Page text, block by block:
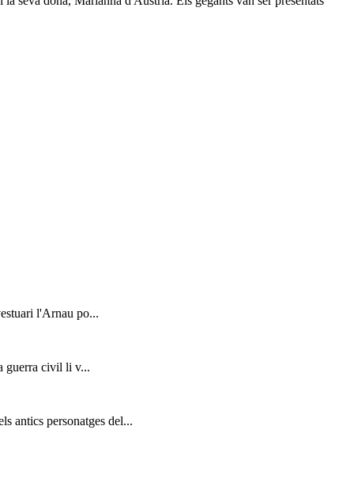
l'Arnau po...
guerra civil li v...
antics personatges del...